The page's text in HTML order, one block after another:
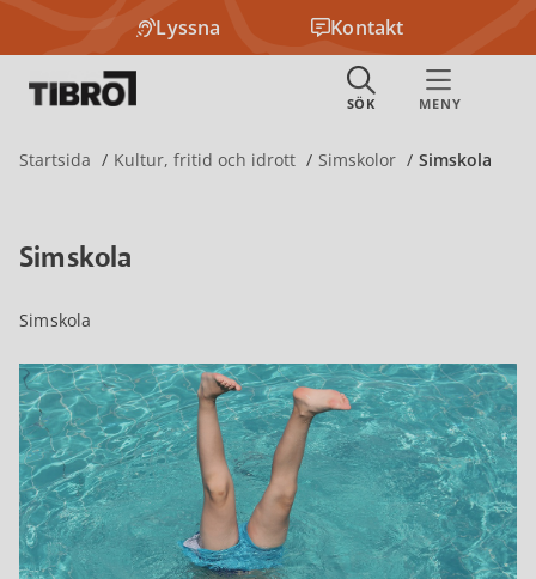
Lyssna Kontakt
Startsida Kultur, fritid och idrott Simskolor Simskola
Simskola
Simskola